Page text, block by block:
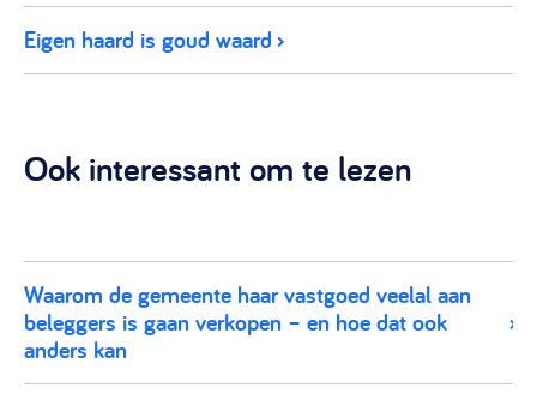
Eigen haard is goud waard
Ook interessant om te lezen
Waarom de gemeente haar vastgoed veelal aan
beleggers is gaan verkopen – en hoe dat ook
anders kan